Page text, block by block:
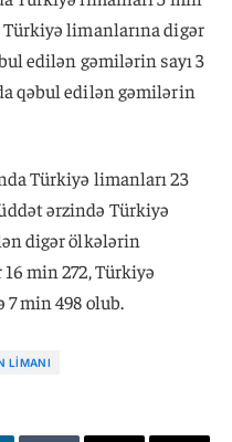
Türkiyə limanlarına digər
edilən gəmilərin sayı 3
qəbul edilən gəmilərin
Türkiyə limanları 23
ərzində Türkiyə
digər ölkələrin
min 272, Türkiyə
7 min 498 olub.
LIMANI